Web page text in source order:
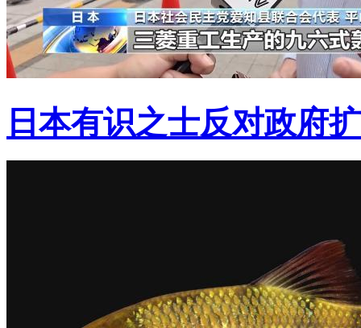
日本有识之士反对政府